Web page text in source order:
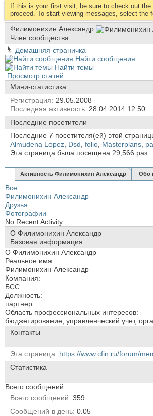
If this is your first visit, be sure to check out the
proceed. To start viewing messages, select
Филимонихин Александр
Член сообщества
Домашняя страничка
Найти сообщения
Найти темы
Просмотр статей
Мини-статистика
Регистрация
29.05.2008
Последняя активность 28.04.2014 12:50
Последние посетители
Последние 7 посетителя(ей) этой
Almudena Lopez Dsd folio Masterplans
Эта страница была посещена 29,566 раз
Активность Филимонихин Александр Обо
Все
Филимонихин Александр
Друзья
Фотографии
No Recent Activity
О Филимонихин Александр
Базовая информация
О Филимонихин Александр
Реальное имя:
Филимонихин Александр
Компания:
БСС
Должность:
партнер
Область профессиональных интересов:
бюджетирование, управленческий учет,
Контакты
Эта страница
https://www.cfin.ru/forum/
Статистика
Всего сообщений
Всего сообщений 359
Сообщений в день 0.05